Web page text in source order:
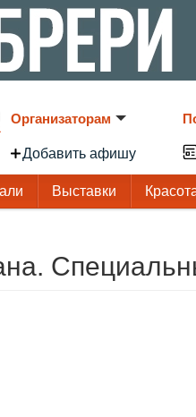
Организаторам
Добавить афишу
Выставки